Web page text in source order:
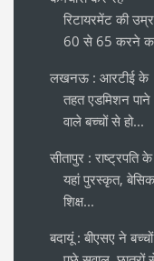
रिटायरमेंट की उम्र
60 से 65 करने
लखनऊ : आरटीई के
तहत एडमिशन पाने
वाले बच्चों से हो...
सीतापुर : राष्ट्रपति के
यहां पुरस्कृत, बेसिक
शिक्ष...
बदायूं : बीएसए ने